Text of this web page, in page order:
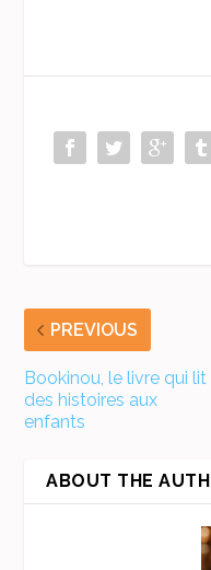
PREVIOUS
Bookinou, le livre qui lit
des histoires aux
enfants
ABOUT THE